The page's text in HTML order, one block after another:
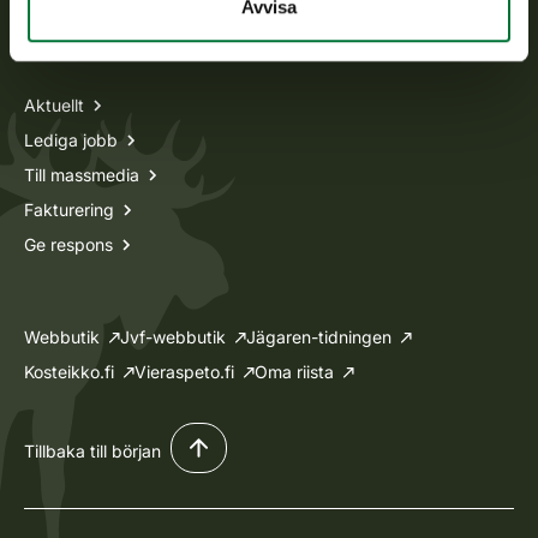
Avvisa
Information om oss
Aktuellt
Lediga jobb
Till massmedia
Fakturering
Ge respons
Webbutik Jvf-webbutik
Jägaren-tidningen
Kosteikko.fi
Vieraspeto.fi Oma riista
Tillbaka till början